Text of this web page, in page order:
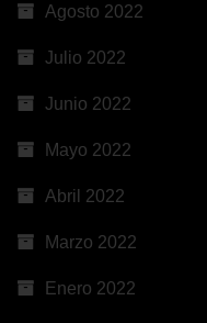
Agosto 2022
Julio 2022
Junio 2022
Mayo 2022
Abril 2022
Marzo 2022
Enero 2022